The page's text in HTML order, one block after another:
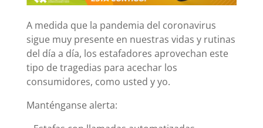
A medida que la pandemia del coronavirus
sigue muy presente en nuestras vidas y rutinas
del día a día, los estafadores aprovechan este
tipo de tragedias para acechar los
consumidores, como usted y yo.
Manténganse alerta: